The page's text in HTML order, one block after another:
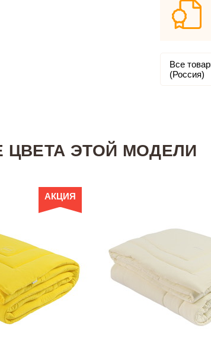
Все
(Россия)
ЦВЕТА ЭТОЙ МОДЕЛИ
АКЦИЯ